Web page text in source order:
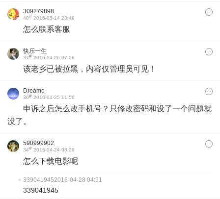
309279898
40# 2016-05-14 23:49
怎么联系客服
快乐一生
37# 2016-04-26 07:06
该老乡已被拉黑，内容仅管理员可见！
Dreamo
36# 2016-04-25 11:56
申诉之后怎么改手机号？只修改密码和设了一个问题就
没了。
590999902
34# 2016-04-24 08:29
‍怎么‍下载‍电影‍呢
3390419452016-04-28 04:51
339041945